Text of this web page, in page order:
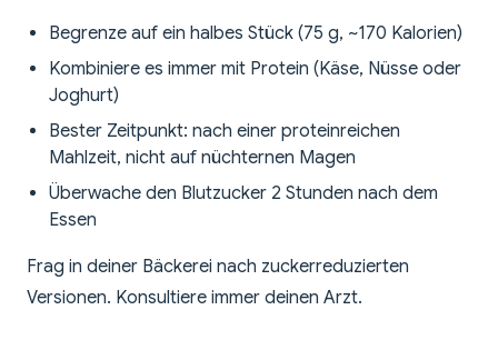
Begrenze auf ein halbes Stück (75 g, ~170 Kalorien)
Kombiniere es immer mit Protein (Käse, Nüsse oder
Joghurt)
Bester Zeitpunkt: nach einer proteinreichen
Mahlzeit, nicht auf nüchternen Magen
Überwache den Blutzucker 2 Stunden nach dem
Essen
Frag in deiner Bäckerei nach zuckerreduzierten
Versionen. Konsultiere immer deinen Arzt.